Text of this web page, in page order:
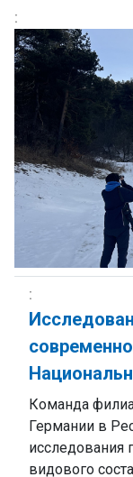
Команда
Германии в
исследования
видового